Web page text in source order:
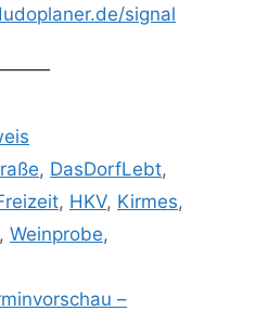
signal
, DasDorfLebt,
, HKV, Kirmes,
, Weinprobe,
–